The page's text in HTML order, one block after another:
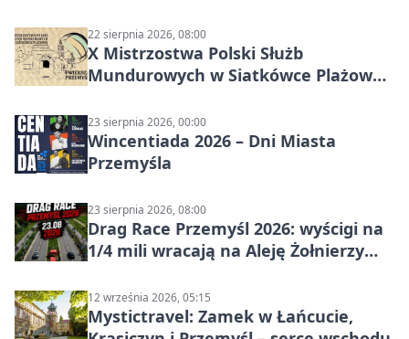
22 sierpnia 2026, 08:00
X Mistrzostwa Polski Służb
Mundurowych w Siatkówce Plażowej
23 sierpnia 2026, 00:00
Wincentiada 2026 – Dni Miasta
Przemyśla
23 sierpnia 2026, 08:00
Drag Race Przemyśl 2026: wyścigi na
1/4 mili wracają na Aleję Żołnierzy
12 września 2026, 05:15
Mystictravel: Zamek w Łańcucie,